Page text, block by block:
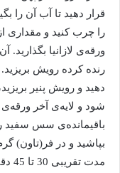
قرار دهید تا آب آن را
را چرب كنید و
ورقه‌ی لازانیا بگذارید.
رنده كرده رویش بریزید.
دهید و رویش پنیر
شود و لایه‌ی آخر ورقه‌ی
باقیمانده‌ی سس سفید